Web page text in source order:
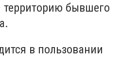
территорию бывшего
в пользовании